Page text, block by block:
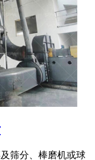
筛分、棒磨机或球